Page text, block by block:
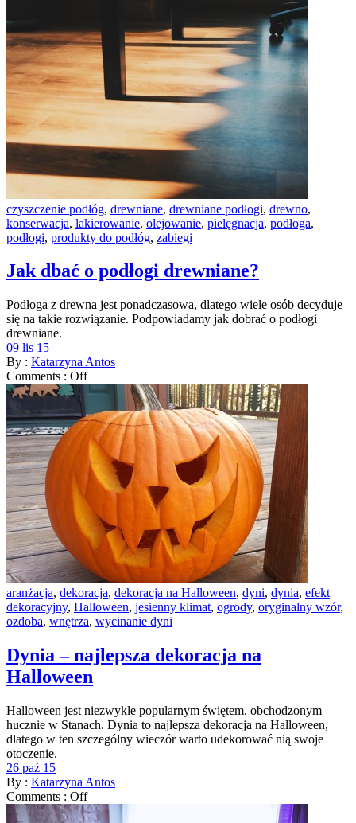
czyszczenie podłóg, drewniane, drewniane podłogi, drewno,
konserwacja, lakierowanie, olejowanie, pielęgnacja, podłoga,
podłogi, produkty do podłóg, zabiegi
Jak dbać o podłogi drewniane?
Podłoga z drewna jest ponadczasowa, dlatego wiele osób decyduje
się na takie rozwiązanie. Podpowiadamy jak dobrać o podłogi
drewniane.
09 lis 15
By : Katarzyna Antos
Comments : Off
aranżacja, dekoracja, dekoracja na Halloween, dyni, dynia, efekt
dekoracyjny, Halloween, jesienny klimat, ogrody, oryginalny wzór,
ozdoba, wnętrza, wycinanie dyni
Dynia – najlepsza dekoracja na
Halloween
Halloween jest niezwykle popularnym świętem, obchodzonym
hucznie w Stanach. Dynia to najlepsza dekoracja na Halloween,
dlatego w ten szczególny wieczór warto udekorować nią swoje
otoczenie.
26 paź 15
By : Katarzyna Antos
Comments : Off